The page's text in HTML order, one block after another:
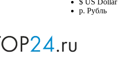
р. Рубль